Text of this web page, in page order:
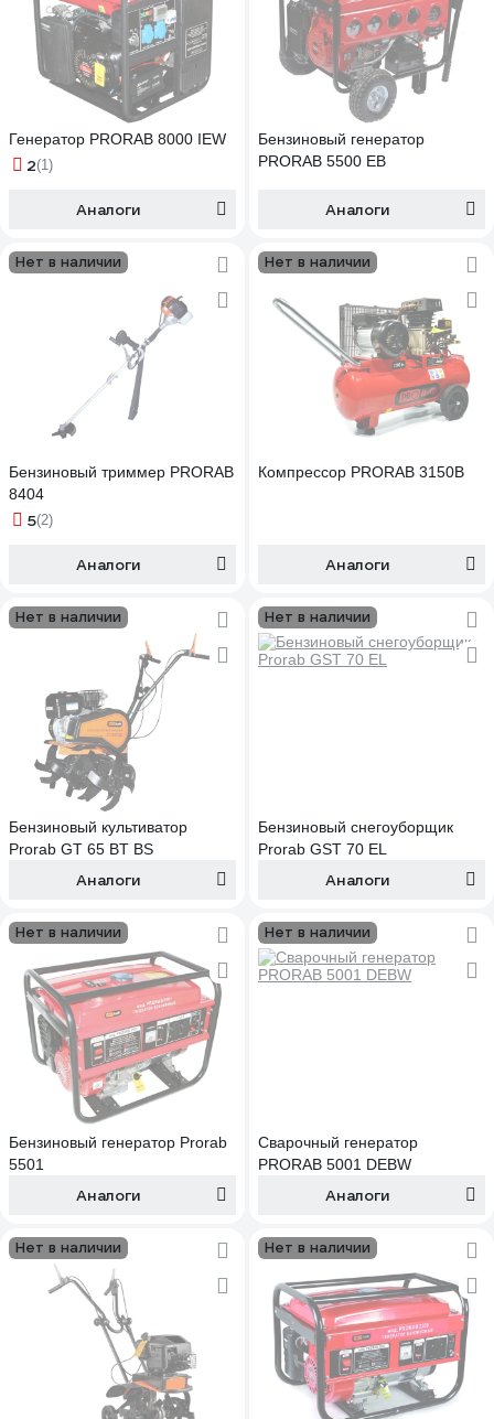
Генератор PRORAB 8000 IEW
2(1)
Аналоги
Бензиновый генератор
PRORAB 5500 EB
Аналоги
Нет в наличии
Бензиновый триммер PRORAB
8404
5(2)
Аналоги
Нет в наличии
Компрессор PRORAB 3150B
Аналоги
Нет в наличии
Бензиновый культиватор
Prorab GT 65 BT BS
Аналоги
Нет в наличии
Бензиновый снегоуборщик
Prorab GST 70 EL
Аналоги
Нет в наличии
Бензиновый генератор Prorab
5501
Аналоги
Нет в наличии
Сварочный генератор
PRORAB 5001 DEBW
Аналоги
Нет в наличии Нет в наличии